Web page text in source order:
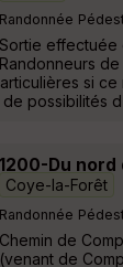
Randonnée
Sortie effectuée
Randonneurs
si
possibilités
1200-Du nord
Coye-la-Forêt
Randonnée
Chemin de
(venant de